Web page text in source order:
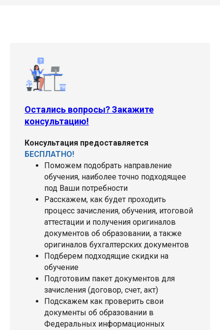
Остались вопросы? Закажите
консультацию!
Консультация предоставляется
БЕСПЛАТНО!
Поможем подобрать направление
обучения, наиболее точно подходящее
под Ваши потребности
Расскажем, как будет проходить
процесс зачисления, обучения, итоговой
аттестации и получения оригиналов
документов об образовании, а также
оригиналов бухгалтерских документов
Подберем подходящие скидки на
обучение
Подготовим пакет документов для
зачисления (договор, счет, акт)
Подскажем как проверить свои
документы об образовании в
Федеральных информационных